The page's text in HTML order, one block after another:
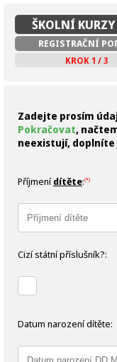
ŠKOLNÍ
REGISTRAČNÍ
KROK 1 / 3
Zadejte prosím
Pokračovat,
neexistují, doplníte
Příjmenídítěte:(*)
Cizí státní příslušník?:
Datum narození dítěte: